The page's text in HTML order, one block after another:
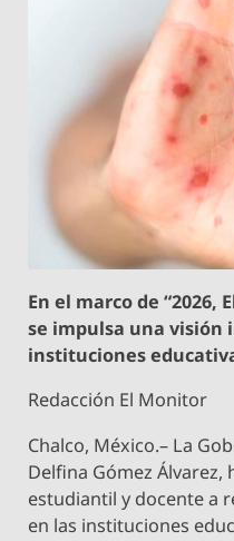
En el marco de “2026,
se impulsa una visión
instituciones
Redacción El Monitor
Chalco, México.– La
Delfina Gómez
estudiantil y docente a
en las instituciones